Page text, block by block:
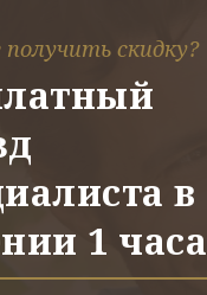
скидку?
в
1 часа